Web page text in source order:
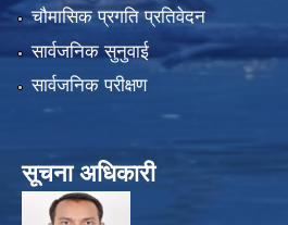
चौमासिक प्रगति प्रतिवेदन
सार्वजनिक सुनुवाई
सार्वजनिक परीक्षण
सूचना अधिकारी